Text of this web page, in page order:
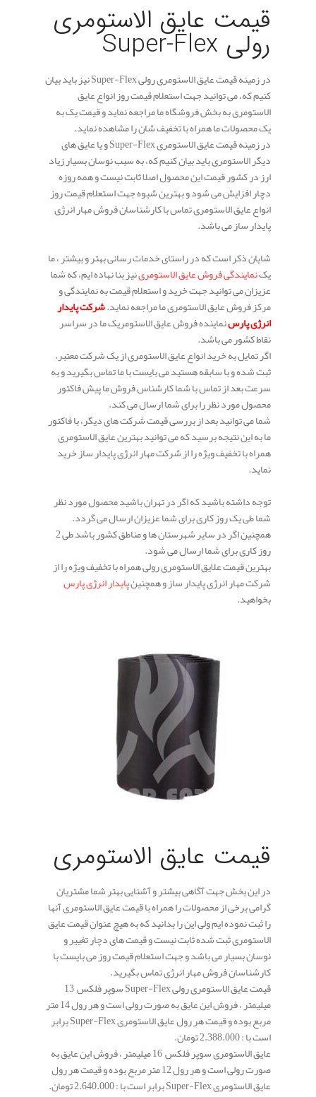
قیمت عایق الاستومری
رولی Super-Flex
در زمینه قیمت عایق الاستومری رولی Super-Flex نیز باید بیان
کنیم که، می توانید جهت استعلام قیمت روز انواع عایق
الاستومری به بخش فروشگاه ما مراجعه نماید و قیمت یک به
یک محصولات ما همراه با تخفیف شان را مشاهده نماید.
در زمینه قیمت عایق الاستومری Super-Flex و یا عایق های
دیگر الاستومری باید بیان کنیم که، به سبب نوسان بسیار زیاد
ارز در کشور قیمت این محصول اصلا ثابت نیست و همه روزه
دچار افزایش می شود و بهترین شیوه جهت استعلام قیمت روز
انواع عایق الاستومری تماس با کارشناسان فروش مهار انرژی
پایدار ساز می باشد.
شایان ذکر است که در راستای خدمات رسانی بهتر و بیشتر ، ما
یکنمایندگی فروش عایق الاستومرینیز بنا نهاده ایم، که شما
عزیزان می توانید جهت خرید و استعلام قیمت به نمایندگی و
مرکز فروش عایق الاستومری ما مراجعه نماید.شرکت پایدار
انرژی پارسنماینده فروش عایق الاستومریک ما در سراسر
نقاط کشور می باشد.
اگر تمایل به خرید انواع عایق الاستومری از یک شرکت معتبر،
ثبت شده و با سابقه هستید می بایست با ما تماس بگیرید و به
سرعت بعد از تماس با شما کارشناس فروش ما پیش فاکتور
محصول مورد نظر را برای شما ارسال می کند.
شما می توانید بعد از بررسی قیمت شرکت های دیگر، با فاکتور
ما به این نتیجه برسید که می توانید بهترین عایق الاستومری
همراه با تخفیف ویژه را از شرکت مهار انرژی پایدار ساز خرید
نماید.
توجه داشته باشید که اگر در تهران باشید محصول مورد نظر
شما طی یک روز کاری برای شما عزیزان ارسال می گردد.
همچنین اگر در سایر شهرستان ها و مناطق کشور باشد طی 2
روز کاری برای شما ارسال می شود.
بهترین قیمت علایق الاستومری رولی همراه با تخفیف ویژه را از
شرکت مهار انرژی پایدار ساز و همچنینپایدار انرژی پارس
بخواهید.
قیمت عایق الاستومری
در این بخش جهت آگاهی بیشتر و آشنایی بهتر شما مشتریان
گرامی برخی از محصولات را همراه با قیمت عایق الاستومری آنها
را ثبت نموده ایم ولی این را بدانید که به هیچ عنوان قیمت عایق
الاستومری ثبت شده ثابت نیست و قیمت های دچار تغییر و
نوسان بسیار می باشد و جهت استعلام قیمت روز می بایست با
کارشناسان فروش مهار انرژی تماس بگیرید.
قیمت عایق الاستومری رولی Super-Flex سوپر فلکس 13
میلیمتر ، فروش این عایق به صورت رولی است و هر رول 14 متر
مربع بوده و قیمت هر رول عایق الاستومری Super-Flex برابر
است با : 2.388.000 تومان.
عایق الاستومری سوپر فلکس 16 میلیمتر ، فروش این عایق به
صورت رولی است و هر رول 12 متر مربع بوده و قیمت هر رول
عایق الاستومری Super-Flex برابر است با : 2.640.000 تومان.